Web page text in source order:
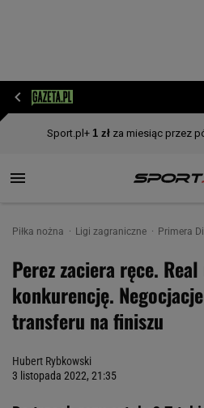
Piłka nożna Ligi zagraniczne Primera
Perez zaciera ręce.
konkurencję.
transferu na finiszu
Hubert Rybkowski
3 listopada 2022, 21:35